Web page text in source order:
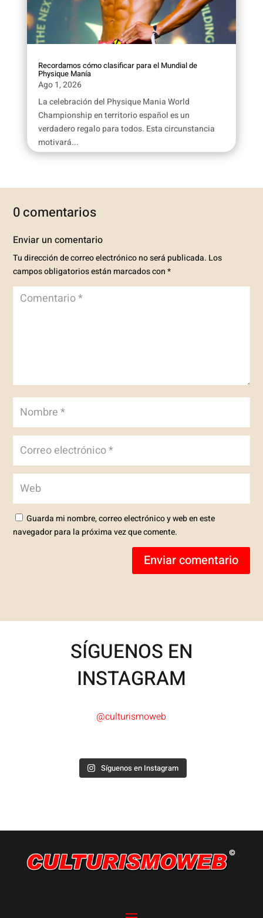
Recordamos cómo clasificar para el Mundial de
Physique Manía
Ago 1, 2026
La celebración del Physique Mania World
Championship en territorio español es un
verdadero regalo para todos. Esta circunstancia
motivará...
0 comentarios
Enviar un comentario
Tu dirección de correo electrónico no será publicada. Los
campos obligatorios están marcados con*
Guarda mi nombre, correo electrónico y web en este
navegador para la próxima vez que comente.
Enviar comentario
SÍGUENOS EN
INSTAGRAM
@culturismoweb
Síguenos en Instagram